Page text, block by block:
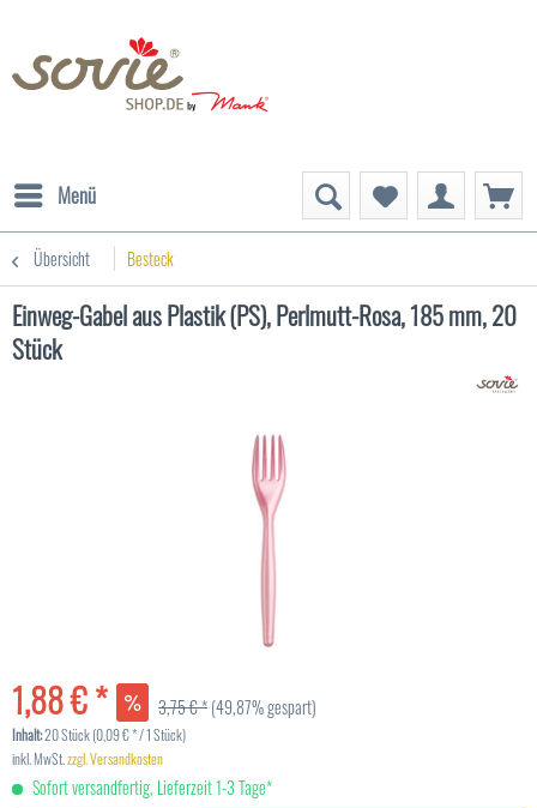
Menü
Übersicht Besteck
Einweg-Gabel aus Plastik (PS), Perlmutt-Rosa, 185 mm, 20
Stück
1,88 € * 3,75 € *(49,87% gespart)
Inhalt:20 Stück (0,09 € * / 1 Stück)
inkl. MwSt.zzgl. Versandkosten
Sofort versandfertig, Lieferzeit 1-3 Tage*